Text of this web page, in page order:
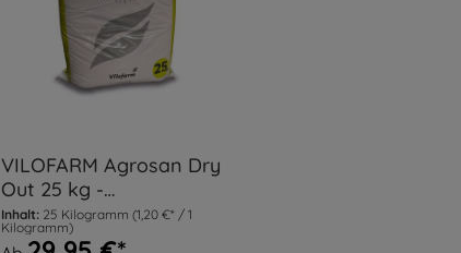
VILOFARM Agrosan Dry
Out 25 kg -
Trockenhygienepulver
Inhalt: 25 Kilogramm (1,20 €* / 1
Kilogramm)